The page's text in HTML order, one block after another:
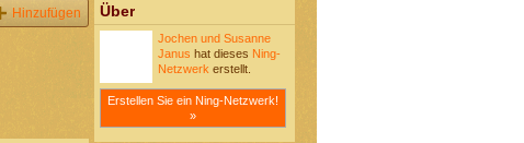
Hinzufügen Über
Jochen und Susanne
Janus hat dieses Ning-
Netzwerk erstellt.
Erstellen Sie ein Ning-Netzwerk!
»